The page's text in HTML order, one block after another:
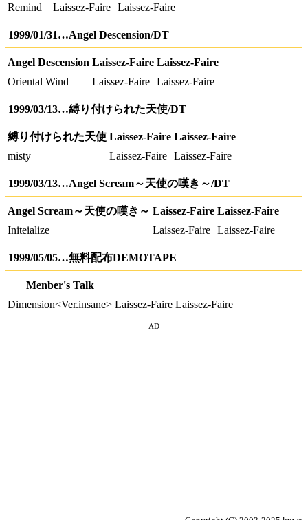
Remind
Laissez-Faire Laissez-Faire
1999/01/31…Angel Descension/DT
Angel Descension Laissez-Faire Laissez-Faire
Oriental Wind
Laissez-Faire Laissez-Faire
1999/03/13…縛り付けられた天使/DT
縛り付けられた天使 Laissez-Faire Laissez-Faire
misty
Laissez-Faire Laissez-Faire
1999/03/13…Angel Scream～天使の嘆き～/DT
Angel Scream～天使の嘆き～ Laissez-Faire Laissez-Faire
Initeialize
Laissez-Faire Laissez-Faire
1999/05/05…無料配布DEMOTAPE
Menber's Talk
Dimension<Ver.insane> Laissez-Faire Laissez-Faire
- AD -